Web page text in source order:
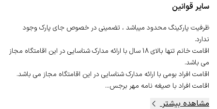
سایر قوانین
ظرفیت پارکینگ محدود میباشد ، تضمینی در خصوص جای پارک وجود
اقامت خانم تنها بالای 18 سال با ارائه مدارک شناسایی در این اقامتگاه مجاز
اقامت افراد با صیغه نامه مهر برجس...
مشاهده بیشتر